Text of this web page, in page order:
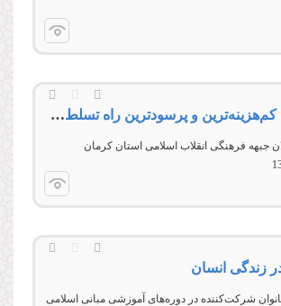
نفوذ فرهنگی، كم‌هزینه‌ترین و پرسودترین راه تسلط دشمن بر جامعه اسلامی
جبهه فرهنگی انقلاب اسلامی استان کرمان
زندگی انسان
شركت‌كننده در دوره‌های آموزشی مبانی اسلامی